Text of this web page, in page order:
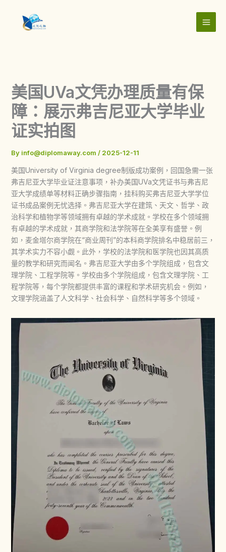
content
美国UVa文凭办理质量有保
障：展示弗吉尼亚大学毕业
证实拍图
By info@diplomaway.com / 2025-12-11
美国University of Virginia degree制版成功案例，回国急需一张
弗吉尼亚大学毕业证注意事项，补办美国UVa文凭证书与弗吉尼
亚大学成绩单等材料正确步骤指南，挂科购买弗吉尼亚大学学位
证书成品案例无忧选择。弗吉尼亚大学在建筑、天文、哲学、政
治科学和植物学等领域拥有卓越的学术成就。学校在多个领域拥
有卓越的学术成就，其商学院和法学院等在全美享有盛誉。例
如，麦金塔尔商学院在“商业周刊”的本科商学院排名中稳居前三，
其学术实力不容小觑。此外，学校的法学院和医学院也因其高质
量的教学和研究而闻名。弗吉尼亚大学由多个学院组成，包含文
理学院、工程学院等。学校由多个学院组成，包含文理学院、工
程学院等，每个学院都提供丰富的课程和学术研究机会。例如，
文理学院涵盖了人文科学、社会科学、自然科学等多个领域。